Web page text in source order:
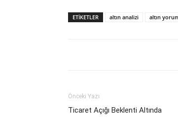
ETİKETLER altın analizi altın
Önceki Yazı
Ticaret Açığı Beklenti Altında